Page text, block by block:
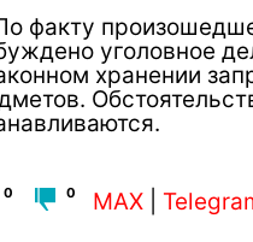
факту
уголовное
хранении
0 0 MAX